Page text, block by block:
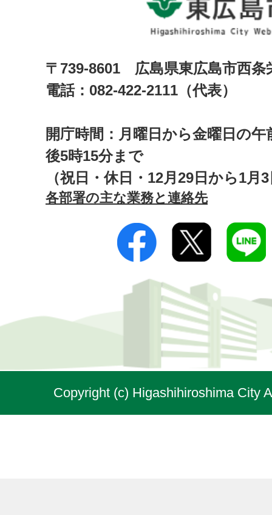
〒739-8601 広島県東広島市西
電話：082-422-2111（代表）
開庁時間：月曜日から金曜日の午
後5時15分まで
（祝日・休日・12月29日から1月
各部署の主な業務と連絡先
Copyright (c) Higashihiroshima City